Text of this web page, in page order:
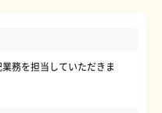
務を担当していただきま